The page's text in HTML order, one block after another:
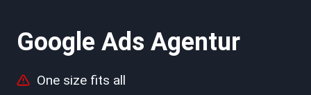
Google Ads Agentur
One size fits all